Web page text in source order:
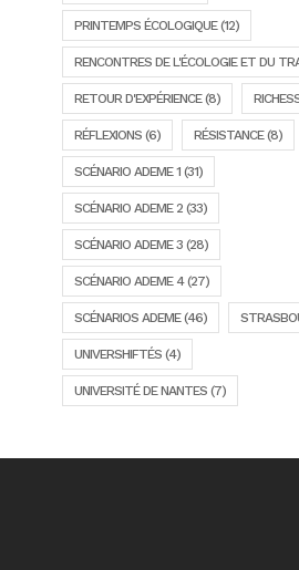
PRINTEMPS ÉCOLOGIQUE(12)
RENCONTRES DE L'ÉCOLOGIE ET DU
RETOUR D'EXPÉRIENCE(8)
RÉFLEXIONS (6) RÉSISTANCE(8)
SCÉNARIO ADEME 1 (31)
SCÉNARIO ADEME 2 (33)
SCÉNARIO ADEME 3 (28)
SCÉNARIO ADEME 4(27)
SCÉNARIOS ADEME(46)
UNIVERSHIFTÉS (4)
UNIVERSITÉ DE NANTES (7)